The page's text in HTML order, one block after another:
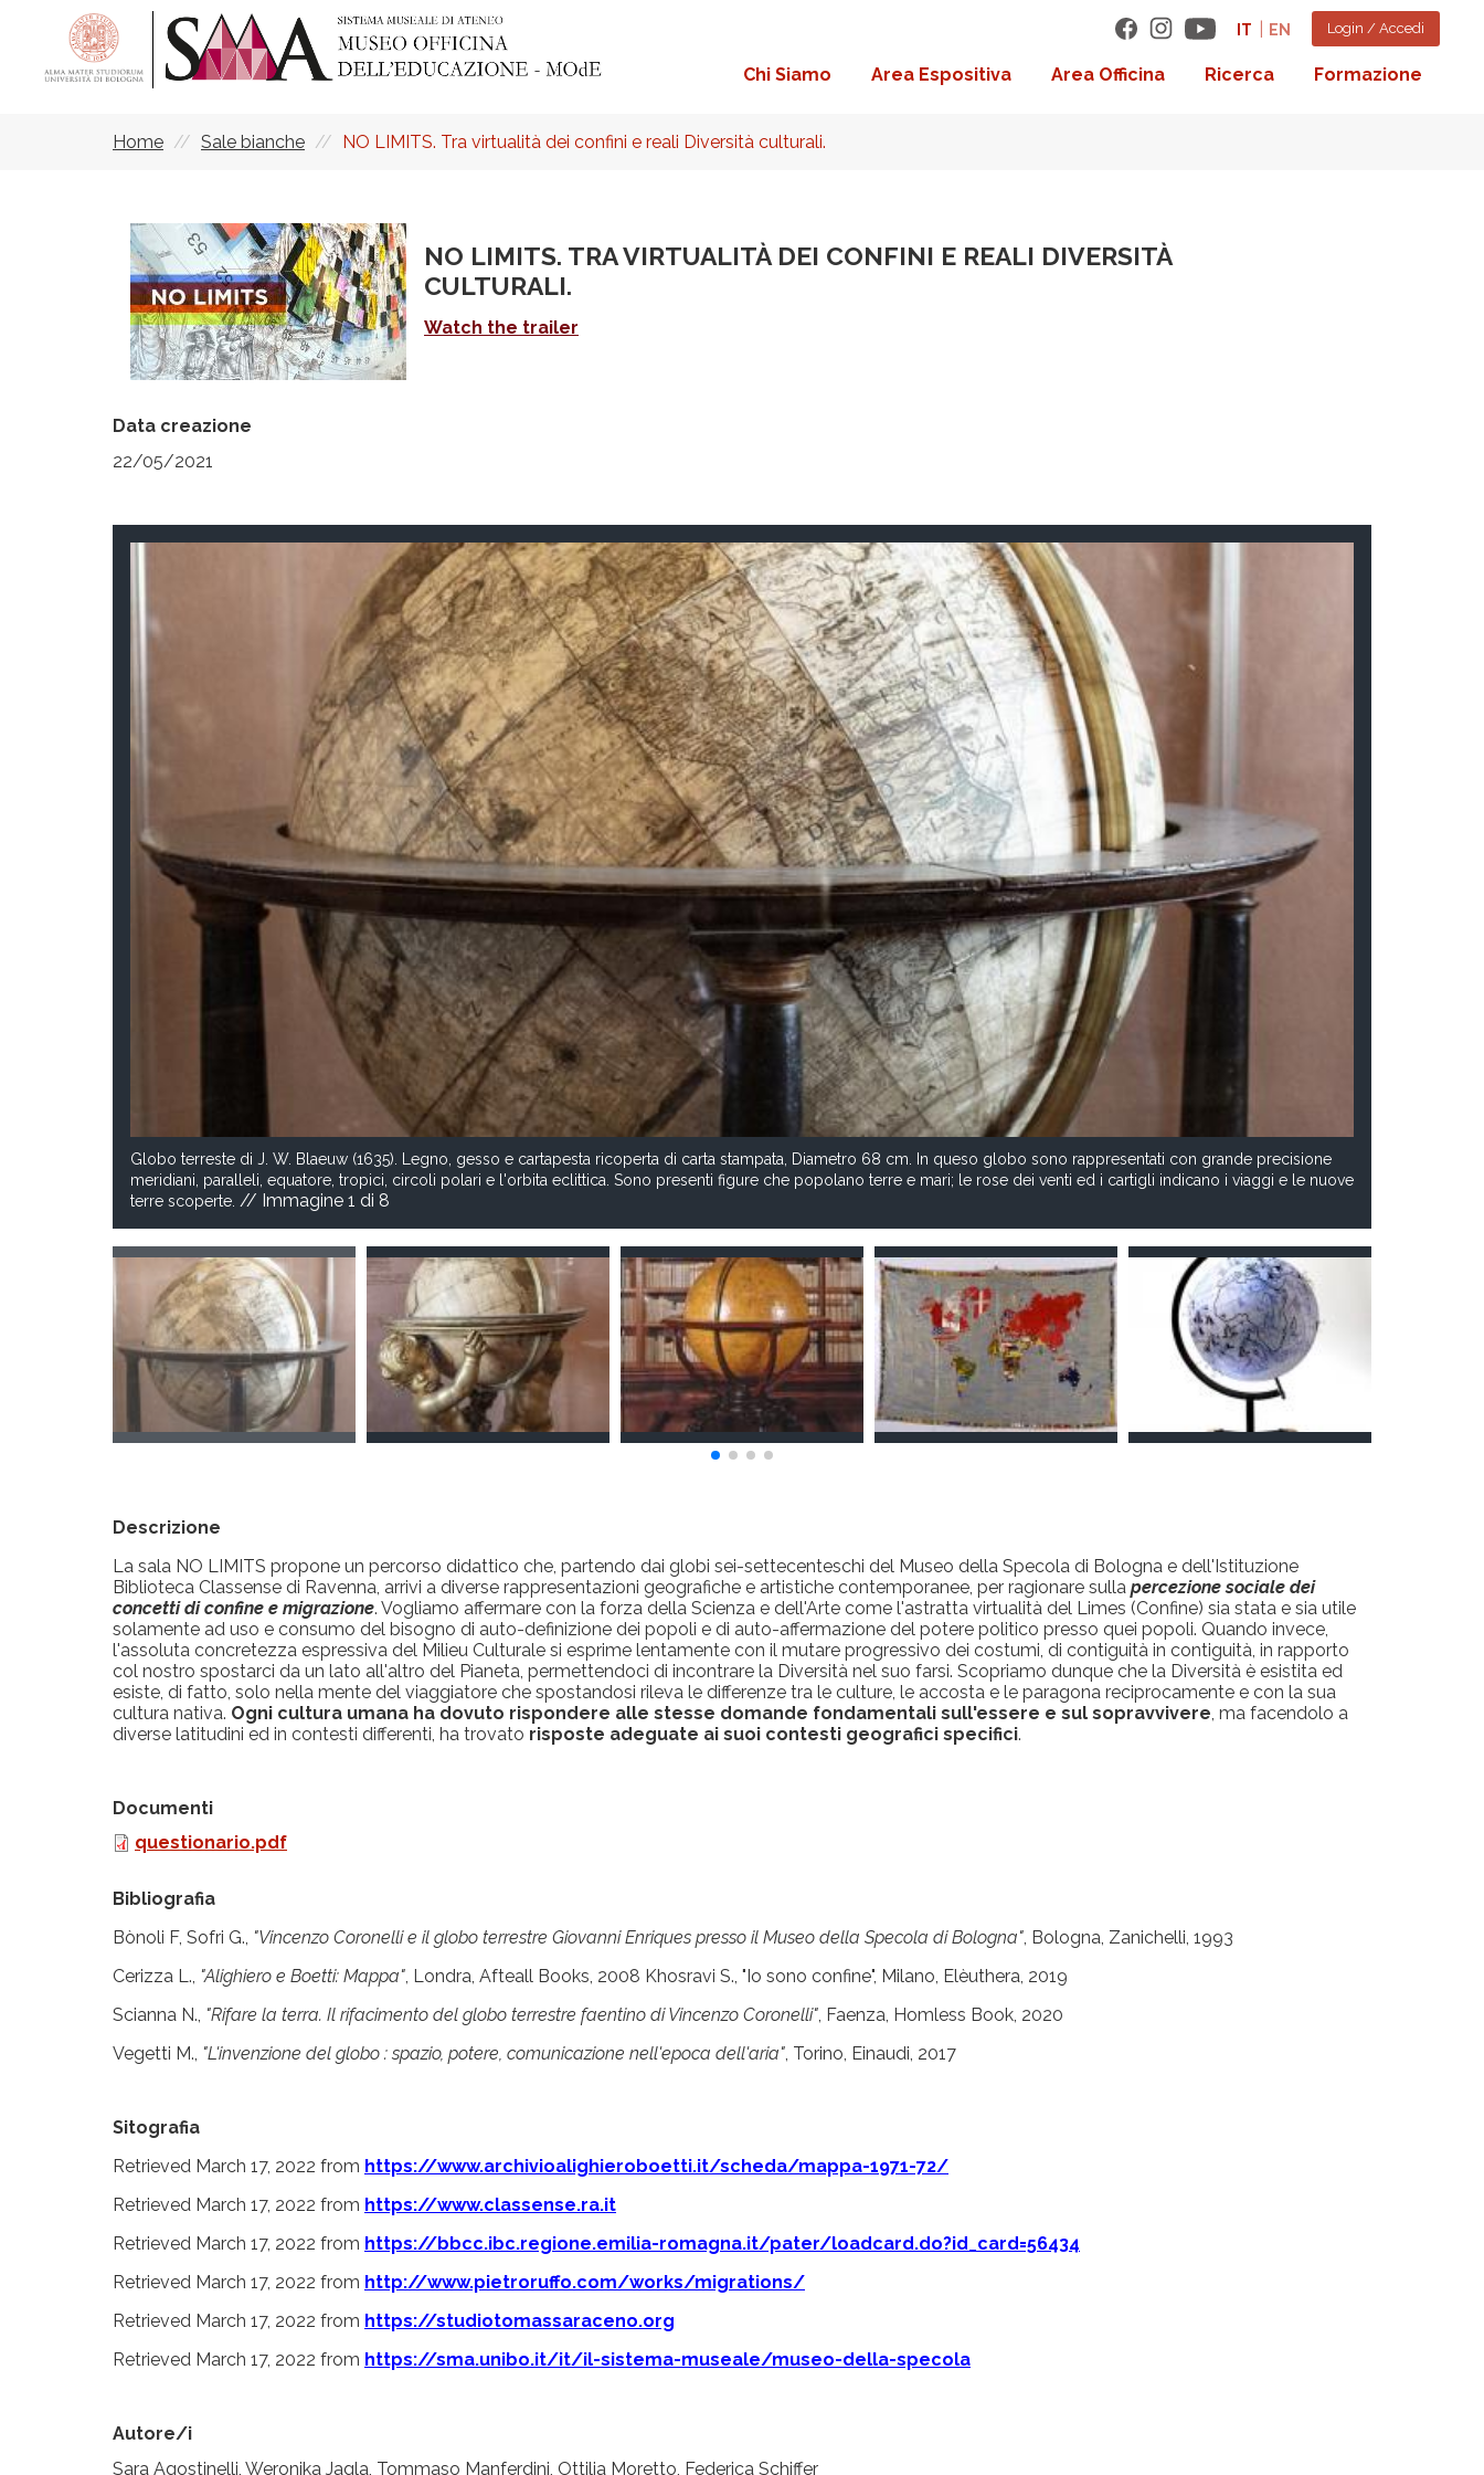
contenuto
principale
IT EN Login / Accedi
Navigazione
Chi Siamo Area Espositiva Area Officina Ricerca Formazione
Briciole
pane
Home Sale bianche NO LIMITS. Tra virtualità dei confini e reali Diversità culturali.
NO LIMITS. TRA VIRTUALITÀ DEI CONFINI E REALI DIVERSITÀ
CULTURALI.
Watch the trailer
Data creazione
22/05/2021
Globo terreste di J. W. Blaeuw (1635). Legno, gesso e cartapesta ricoperta di carta stampata, Diametro 68 cm. In queso globo sono rappresentati con grande precisione
meridiani, paralleli, equatore, tropici, circoli polari e l'orbita eclittica. Sono presenti figure che popolano terre e mari; le rose dei venti ed i cartigli indicano i viaggi e le nuove
terre scoperte. // Immagine 1 di 8
Descrizione
La sala NO LIMITS propone un percorso didattico che, partendo dai globi sei-settecenteschi del Museo della Specola di Bologna e dell'Istituzione
Biblioteca Classense di Ravenna, arrivi a diverse rappresentazioni geografiche e artistiche contemporanee, per ragionare sulla percezione sociale dei
concetti di confine e migrazione. Vogliamo affermare con la forza della Scienza e dell'Arte come l'astratta virtualità del Limes (Confine) sia stata e sia utile
solamente ad uso e consumo del bisogno di auto-definizione dei popoli e di auto-affermazione del potere politico presso quei popoli. Quando invece,
l'assoluta concretezza espressiva del Milieu Culturale si esprime lentamente con il mutare progressivo dei costumi, di contiguità in contiguità, in rapporto
col nostro spostarci da un lato all'altro del Pianeta, permettendoci di incontrare la Diversità nel suo farsi. Scopriamo dunque che la Diversità è esistita ed
esiste, di fatto, solo nella mente del viaggiatore che spostandosi rileva le differenze tra le culture, le accosta e le paragona reciprocamente e con la sua
cultura nativa. Ogni cultura umana ha dovuto rispondere alle stesse domande fondamentali sull'essere e sul sopravvivere , ma facendolo a
diverse latitudini ed in contesti differenti, ha trovato risposte adeguate ai suoi contesti geografici specifici.
Documenti
questionario.pdf
Bibliografia
Bònoli F, Sofri G., "Vincenzo Coronelli e il globo terrestre Giovanni Enriques presso il Museo della Specola di Bologna", Bologna, Zanichelli, 1993
Cerizza L., "Alighiero e Boetti: Mappa", Londra, Afteall Books, 2008 Khosravi S., "Io sono confine", Milano, Elèuthera, 2019
Scianna N., "Rifare la terra. Il rifacimento del globo terrestre faentino di Vincenzo Coronelli", Faenza, Homless Book, 2020
Vegetti M., "L'invenzione del globo : spazio, potere, comunicazione nell'epoca dell'aria", Torino, Einaudi, 2017
Sitografia
Retrieved March 17, 2022 from https://www.archivioalighieroboetti.it/scheda/mappa-1971-72/
Retrieved March 17, 2022 from https://www.classense.ra.it
Retrieved March 17, 2022 from https://bbcc.ibc.regione.emilia-romagna.it/pater/loadcard.do?id_card=56434
Retrieved March 17, 2022 from http://www.pietroruffo.com/works/migrations/
Retrieved March 17, 2022 from https://studiotomassaraceno.org
Retrieved March 17, 2022 from https://sma.unibo.it/it/il-sistema-museale/museo-della-specola
Autore/i
Sara Agostinelli, Weronika Jagla, Tommaso Manferdini, Ottilia Moretto, Federica Schiffer